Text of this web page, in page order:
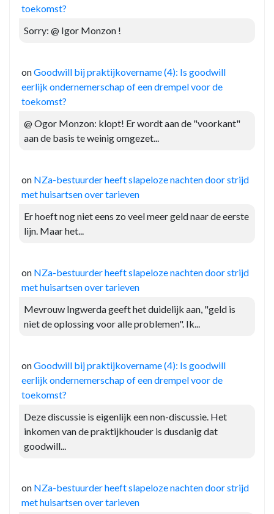
toekomst?
Sorry: @ Igor Monzon !
onGoodwill bij praktijkovername (4): Is goodwill
eerlijk ondernemerschap of een drempel voor de
toekomst?
@ Ogor Monzon: klopt! Er wordt aan de "voorkant"
aan de basis te weinig omgezet...
on NZa-bestuurder heeft slapeloze nachten door strijd
met huisartsen over tarieven
Er hoeft nog niet eens zo veel meer geld naar de eerste
lijn. Maar het...
on NZa-bestuurder heeft slapeloze nachten door strijd
met huisartsen over tarieven
Mevrouw Ingwerda geeft het duidelijk aan, "geld is
niet de oplossing voor alle problemen". Ik...
onGoodwill bij praktijkovername (4): Is goodwill
eerlijk ondernemerschap of een drempel voor de
toekomst?
Deze discussie is eigenlijk een non-discussie. Het
inkomen van de praktijkhouder is dusdanig dat
goodwill...
on NZa-bestuurder heeft slapeloze nachten door strijd
met huisartsen over tarieven